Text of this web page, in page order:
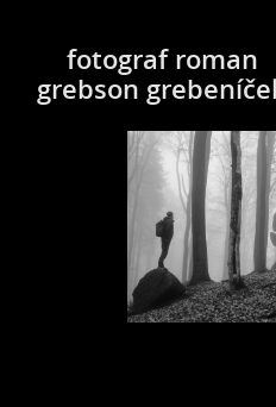
fotograf roman
grebson